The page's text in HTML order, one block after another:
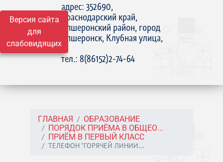
Версия сайта
для
слабовидящих
адрес: 352690,
Краснодарский край,
Апшеронский район, город
Апшеронск, Клубная улица,
15
тел.: 8(86152)2-74-64
ГЛАВНАЯ
ОБРАЗОВАНИЕ
ПОРЯДОК ПРИЁМА В ОБЩЕО...
ПРИЁМ В ПЕРВЫЙ КЛАСС
ТЕЛЕФОН "ГОРЯЧЕЙ ЛИНИИ...